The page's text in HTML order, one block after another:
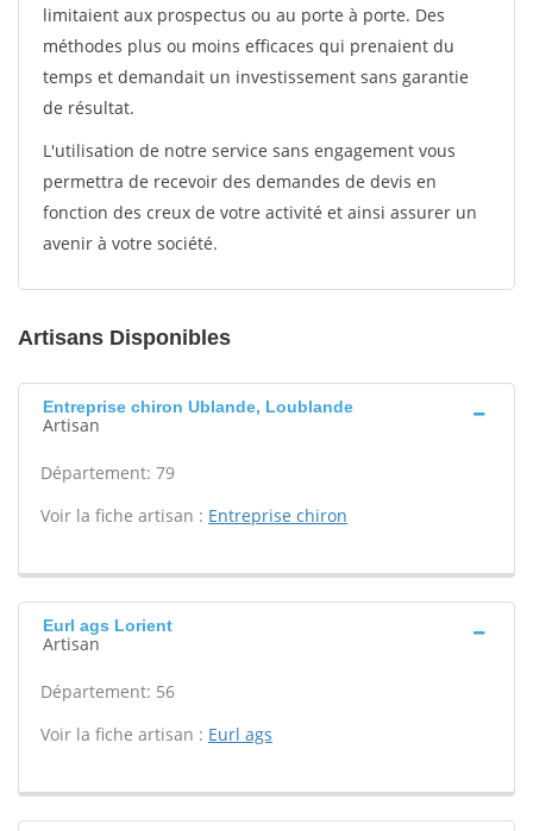
limitaient aux prospectus ou au porte à porte. Des
méthodes plus ou moins efficaces qui prenaient du
temps et demandait un investissement sans garantie
de résultat.
L'utilisation de notre service sans engagement vous
permettra de recevoir des demandes de devis en
fonction des creux de votre activité et ainsi assurer un
avenir à votre société.
Artisans Disponibles
Entreprise chiron Ublande, Loublande
Artisan
Département: 79
Voir la fiche artisan : Entreprise chiron
Eurl ags Lorient
Artisan
Département: 56
Voir la fiche artisan : Eurl ags